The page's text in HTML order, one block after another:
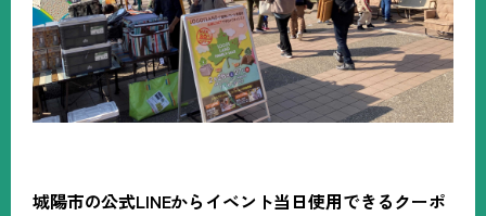
城陽市の公式LINEからイベント当日使用できるクーポ